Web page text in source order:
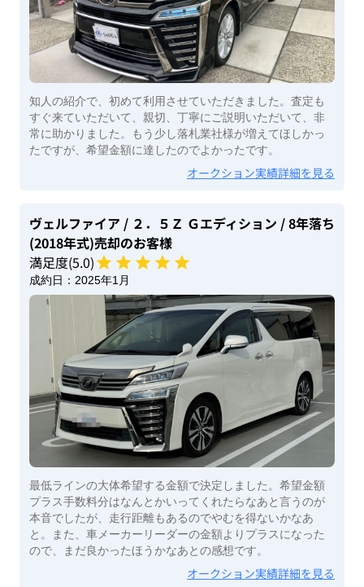
知人の紹介で、初めて利用させていただきました。査定も
すぐ来ていただいて、親切、丁寧にご説明いただいて、非
常に助かりました。もう少し落札業社様が増えてほしかっ
たですが、希望金額に達したのでよかったです。
オークション実績詳細を見る
ヴェルファイア / ２．５Ｚ Ｇエディション / 8年落ち
(2018年式)売却のお客様
満足度(5.0)
成約日： 2025年1月
最低ラインの大体希望する金額で決定しました。希望金額
プラス手数料分はなんとかいってくれたらなあと言うのが
本音でしたが、走行距離もあるのでやむを得ないかなあ
と。また、車メーカーリーダーの金額よりプラスになった
ので、まだ良かったほうかなあとの感想です。
オークション実績詳細を見る